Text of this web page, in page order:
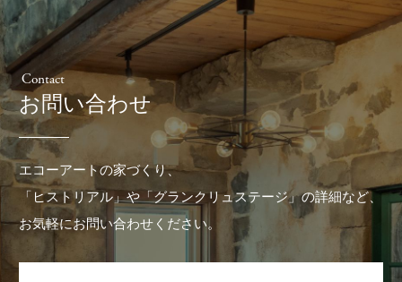
Contact
お問い合わせ
エコーアートの家づくり、
「ヒストリアル」や「グランクリュステージ」の詳細など、
お気軽にお問い合わせください。